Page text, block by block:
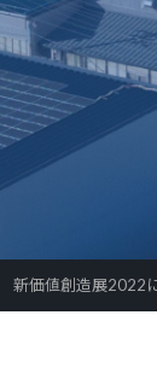
新価値創造展2022